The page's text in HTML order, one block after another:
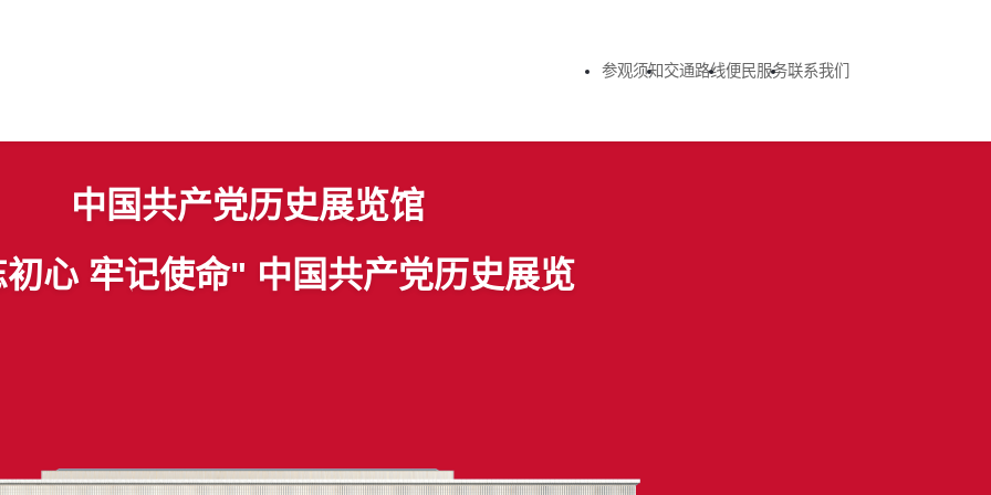
参观须知交通路线便民服务联系我们
中国共产党历史展览馆
心 牢记使命" 中国共产党历史展览